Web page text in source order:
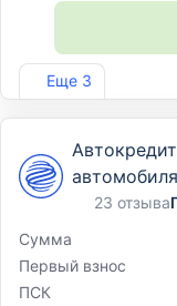
Еще 3
Лиц. №2490
23 отзыва
Сумма
Первый взнос
ПСК